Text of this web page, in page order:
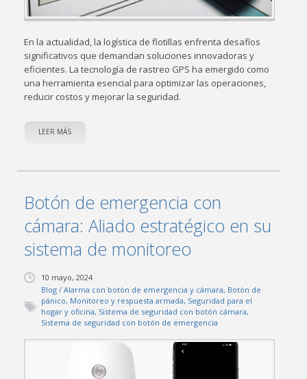
En la actualidad, la logística de flotillas enfrenta desafíos
significativos que demandan soluciones innovadoras y
eficientes. La tecnología de rastreo GPS ha emergido como
una herramienta esencial para optimizar las operaciones,
reducir costos y mejorar la seguridad.
LEER MÁS
Botón de emergencia con
cámara: Aliado estratégico en su
sistema de monitoreo
10 mayo, 2024
Blog /Alarma con botón de emergencia y cámara, Botón de
pánico, Monitoreo y respuesta armada, Seguridad para el
hogar y oficina, Sistema de seguridad con botón cámara,
Sistema de seguridad con botón de emergencia